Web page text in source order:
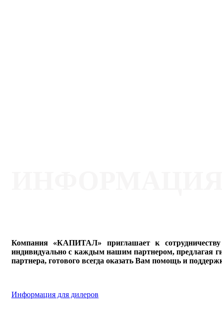
Компания «КАПИТАЛ» приглашает к
индивидуально с каждым нашим партнером, предлагая
партнера, готового всегда оказать Вам помощь и
Информация для дилеров